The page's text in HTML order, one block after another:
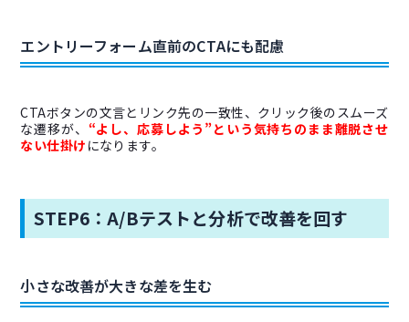
エントリーフォーム直前のCTAにも配慮
CTAボタンの文言とリンク先の一致性、クリック後のスムーズ
な遷移が、 “よし、応募しよう”という気持ちのまま離脱させ
ない仕掛け になります。
STEP6：A/Bテストと分析で改善を回す
小さな改善が大きな差を生む